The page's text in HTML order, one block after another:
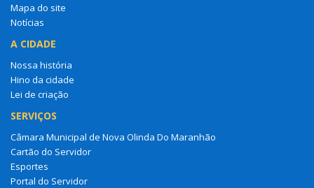
Mapa do site
Notícias
A CIDADE
Nossa história
Hino da cidade
Lei de criação
SERVIÇOS
Câmara Municipal de Nova Olinda Do Maranhão
Cartão do Servidor
Esportes
Portal do Servidor